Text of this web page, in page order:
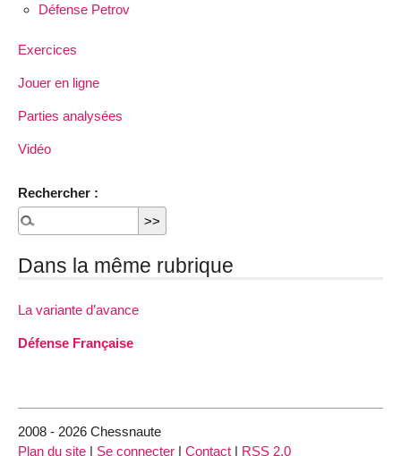
Défense Petrov
Exercices
Jouer en ligne
Parties analysées
Vidéo
Rechercher :
Dans la même rubrique
La variante d’avance
Défense Française
2008 - 2026 Chessnaute
Plan du site | Se connecter | Contact | RSS 2.0